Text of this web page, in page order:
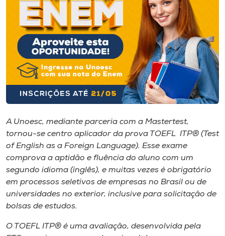
Biblioteca
Editora
Rádio
Unoesc
Store
Selecione
A Unoesc, mediante parceria com a Mastertest,
tornou-se centro aplicador da prova TOEFL ITP® (Test
of English as a Foreign Language). Esse exame
comprova a aptidão e fluência do aluno com um
segundo idioma (inglês), e muitas vezes é obrigatório
em processos seletivos de empresas no Brasil ou de
universidades no exterior, inclusive para solicitação de
bolsas de estudos.
O TOEFL ITP® é uma avaliação, desenvolvida pela